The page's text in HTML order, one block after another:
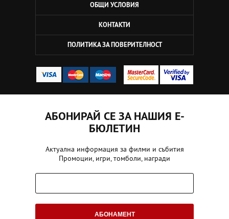
ОБЩИ УСЛОВИЯ
КОНТАКТИ
ПОЛИТИКА ЗА ПОВЕРИТЕЛНОСТ
АБОНИРАЙ СЕ ЗА НАШИЯ Е-
БЮЛЕТИН
Актуална информация за филми и събития
Промоции, игри, томболи, награди
АБОНАМЕНТ